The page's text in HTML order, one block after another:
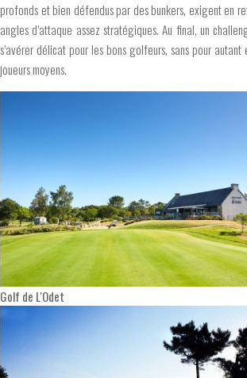
profonds et bien défendus par des bunkers, exigent en
angles d’attaque assez stratégiques. Au final, un
s’avérer délicat pour les bons golfeurs, sans pour
joueurs moyens.
Golf de L'Odet